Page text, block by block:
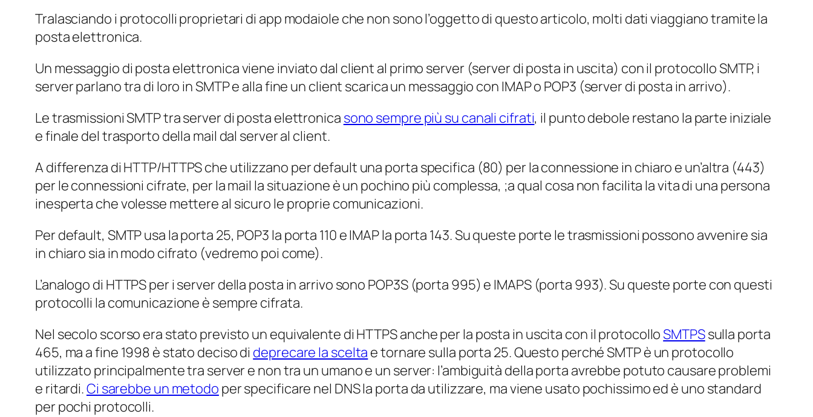
Tralasciando i protocolli proprietari di app modaiole che non sono l’oggetto di questo articolo, molti dati viaggiano tramite la
posta elettronica.
Un messaggio di posta elettronica viene inviato dal client al primo server (server di posta in uscita) con il protocollo SMTP, i
server parlano tra di loro in SMTP e alla fine un client scarica un messaggio con IMAP o POP3 (server di posta in arrivo).
Le trasmissioni SMTP tra server di posta elettronica sono sempre più su canali cifrati, il punto debole restano la parte iniziale
e finale del trasporto della mail dal server al client.
A differenza di HTTP/HTTPS che utilizzano per default una porta specifica (80) per la connessione in chiaro e un’altra (443)
per le connessioni cifrate, per la mail la situazione è un pochino più complessa, ;a qual cosa non facilita la vita di una persona
inesperta che volesse mettere al sicuro le proprie comunicazioni.
Per default, SMTP usa la porta 25, POP3 la porta 110 e IMAP la porta 143. Su queste porte le trasmissioni possono avvenire sia
in chiaro sia in modo cifrato (vedremo poi come).
L’analogo di HTTPS per i server della posta in arrivo sono POP3S (porta 995) e IMAPS (porta 993). Su queste porte con questi
protocolli la comunicazione è sempre cifrata.
Nel secolo scorso era stato previsto un equivalente di HTTPS anche per la posta in uscita con il protocolloSMTPSsulla porta
465, ma a fine 1998 è stato deciso di deprecare la scelta e tornare sulla porta 25. Questo perché SMTP è un protocollo
utilizzato principalmente tra server e non tra un umano e un server: l’ambiguità della porta avrebbe potuto causare problemi
e ritardi.Ci sarebbe un metodo per specificare nel DNS la porta da utilizzare, ma viene usato pochissimo ed è uno standard
per pochi protocolli.